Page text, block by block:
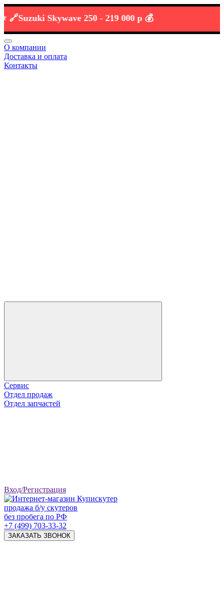
Skywave 250 -219 000 р 💰
О компании
Доставка и оплата
Контакты
Сервис
Отдел продаж
Отдел запчастей
Вход/Регистрация
продажа б/у скутеров
без пробега по РФ
+7 (499) 703-33-32
ЗАКАЗАТЬ ЗВОНОК